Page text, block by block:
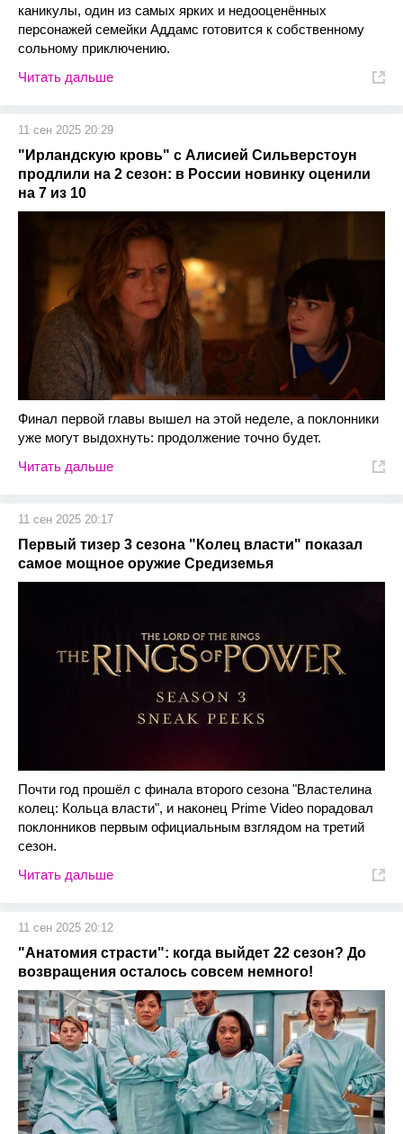
каникулы, один из самых ярких и недооценённых
персонажей семейки Аддамс готовится к собственному
сольному приключению.
Читать дальше
11 сен 2025 20:29
"Ирландскую кровь" с Алисией Сильверстоун
продлили на 2 сезон: в России новинку оценили
на 7 из 10
Финал первой главы вышел на этой неделе, а поклонники
уже могут выдохнуть: продолжение точно будет.
Читать дальше
11 сен 2025 20:17
Первый тизер 3 сезона "Колец власти" показал
самое мощное оружие Средиземья
Почти год прошёл с финала второго сезона "Властелина
колец: Кольца власти", и наконец Prime Video порадовал
поклонников первым официальным взглядом на третий
сезон.
Читать дальше
11 сен 2025 20:12
"Анатомия страсти": когда выйдет 22 сезон? До
возвращения осталось совсем немного!